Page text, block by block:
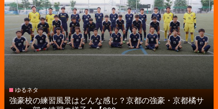
ゆるネタ
強豪校の練習風景はどんな感じ？京都の強豪・京都橘サ